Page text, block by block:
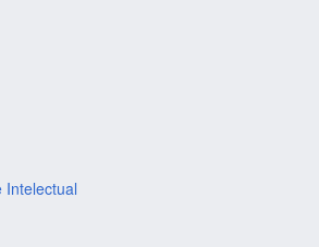
Intelectual